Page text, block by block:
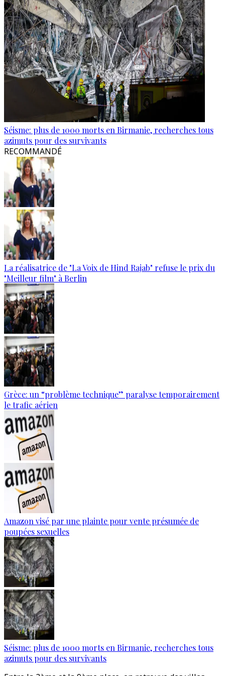
Séisme: plus de 1000 morts en Birmanie, recherches tous
azimuts pour des survivants
RECOMMANDÉ
La réalisatrice de "La Voix de Hind Rajab" refuse le prix du
"Meilleur film" à Berlin
Grèce: un “problème technique” paralyse temporairement
le trafic aérien
Amazon visé par une plainte pour vente présumée de
poupées sexuelles
Séisme: plus de 1000 morts en Birmanie, recherches tous
azimuts pour des survivants